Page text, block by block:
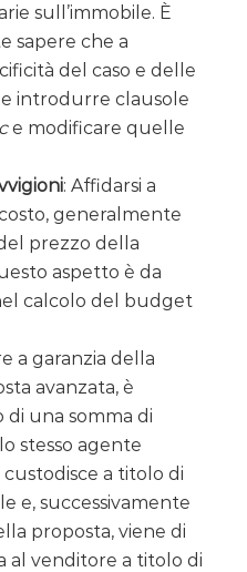
sull’immobile. È
sapere che a
del caso e delle
introdurre clausole
e modificare quelle
: Affidarsi a
generalmente
prezzo della
aspetto è da
calcolo del budget
a garanzia della
avanzata, è
di una somma di
stesso agente
a titolo di
e, successivamente
proposta, viene di
al venditore a titolo di